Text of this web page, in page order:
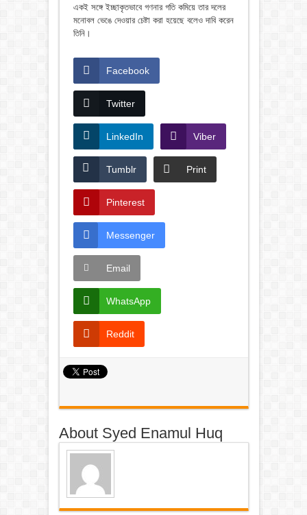
একই সঙ্গে ইচ্ছাকৃতভাবে গণনার গতি কমিয়ে তার দলের
মনোবল ভেঙে দেওয়ার চেষ্টা করা হয়েছে বলেও দাবি করেন
তিনি।
Facebook
Twitter
LinkedIn Viber
Tumblr Print
Pinterest
Messenger
Email
WhatsApp
Reddit
About Syed Enamul Huq